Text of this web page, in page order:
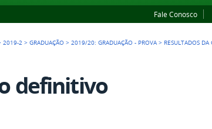
Fale Conosco
2019-2 >GRADUAÇÃO >2019/20: GRADUAÇÃO - PROVA > RESULTADOS
definitivo